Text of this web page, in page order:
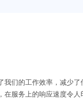
我们的工作效率，减少了
在服务上的响应速度令人